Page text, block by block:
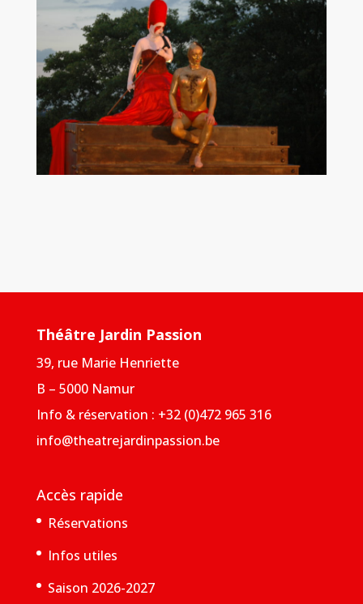
Théâtre Jardin Passion
39, rue Marie Henriette
B – 5000 Namur
Info & réservation : +32 (0)472 965 316
info@theatrejardinpassion.be
Accès rapide
Réservations
Infos utiles
Saison 2026-2027